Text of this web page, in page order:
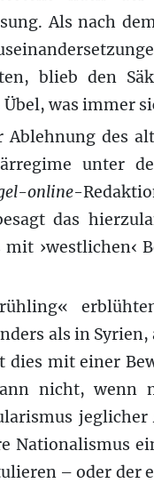
Als nach
blieb den
was immer
Ablehnung des
unter
online-
das
›westlichen‹
als in
mit einer
nicht, wenn
Nationalismus
– oder der